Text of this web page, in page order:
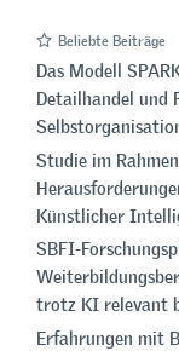
Beliebte Beiträge
Das Modell
Detailhandel und
Studie im
Künstlicher
SBFI-
trotz KI relevant
Erfahrungen mit